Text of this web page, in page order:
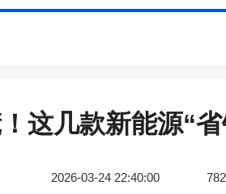
这几款新能源“
2026-03-24 22:40:00